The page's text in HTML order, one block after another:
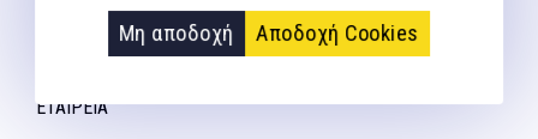
Μη αποδοχή Αποδοχή Cookies
Αγγελάκη 21, Θεσσαλονίκη
ΕΤΑΙΡΕΊΑ